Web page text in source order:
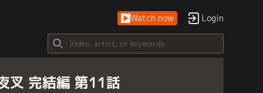
Watch now Login
叉 完結編 第11話